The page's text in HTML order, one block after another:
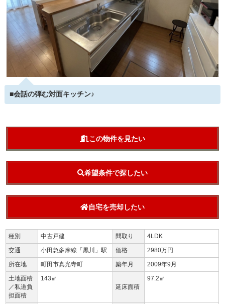
■会話の弾む対面キッチン♪
この物件を見たい
希望条件で探したい
自宅を売却したい
種別 中古戸建 間取り
4LDK
交通
小田急多摩線「黒川」駅 価格
2980万円
所在地
町田市真光寺町 築年月
2009年9月
土地面積
／私道負
担面積
143㎡
延床面積
97.2㎡